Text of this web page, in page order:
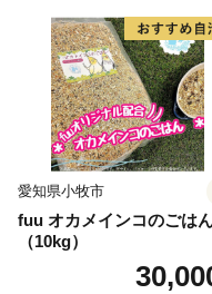
愛知県小牧市
fuu オカメインコのごは
（10kg）